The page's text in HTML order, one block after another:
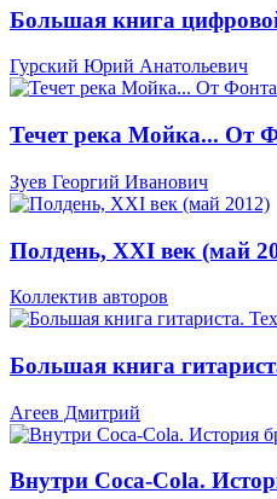
Большая книга
Гурский Юрий Анатольевич
Течет река Мойка... От
Зуев Георгий Иванович
Полдень, XXI век (май
Коллектив авторов
Большая книга
Агеев Дмитрий
Внутри Coca-Cola.